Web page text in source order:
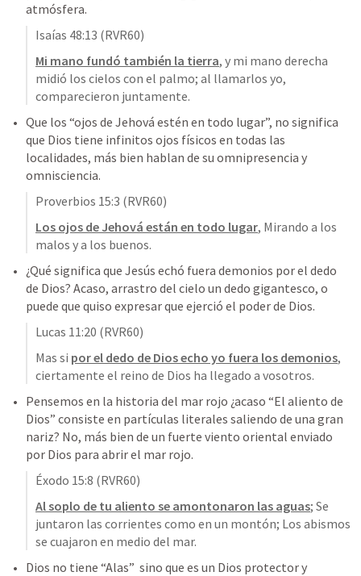
atmósfera.
Isaías 48:13 (RVR60)
Mi mano fundó también la tierra, y mi mano derecha
midió los cielos con el palmo; al llamarlos yo,
comparecieron juntamente.
Que los “ojos de Jehová estén en todo lugar”, no significa
que Dios tiene infinitos ojos físicos en todas las
localidades, más bien hablan de su omnipresencia y
omnisciencia.
Proverbios 15:3 (RVR60)
Los ojos de Jehová están en todo lugar, Mirando a los
malos y a los buenos.
¿Qué significa que Jesús echó fuera demonios por el dedo
de Dios? Acaso, arrastro del cielo un dedo gigantesco, o
puede que quiso expresar que ejerció el poder de Dios.
Lucas 11:20 (RVR60)
Mas si por el dedo de Dios echo yo fuera los demonios,
ciertamente el reino de Dios ha llegado a vosotros.
Pensemos en la historia del mar rojo ¿acaso “El aliento de
Dios” consiste en partículas literales saliendo de una gran
nariz? No, más bien de un fuerte viento oriental enviado
por Dios para abrir el mar rojo.
Éxodo 15:8 (RVR60)
Al soplo de tu aliento se amontonaron las aguas; Se
juntaron las corrientes como en un montón; Los abismos
se cuajaron en medio del mar.
Dios no tiene “Alas”  sino que es un Dios protector y